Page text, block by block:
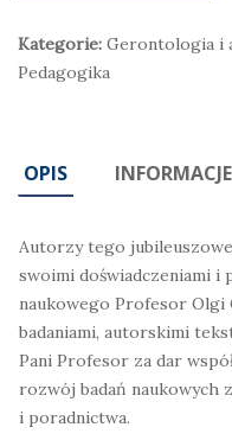
Kategorie: Gerontologia i
Pedagogika
OPIS
Autorzy tego
swoimi doświadczeniami i
naukowego Profesor Olgi
badaniami, autorskimi
Pani Profesor za dar
rozwój badań
i poradnictwa.